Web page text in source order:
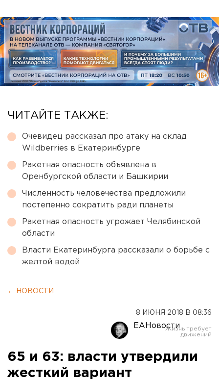
ЧИТАЙТЕ ТАКЖЕ:
Очевидец рассказал про атаку на склад
Wildberries в Екатеринбурге
Ракетная опасность объявлена в
Оренбургской области и Башкирии
Численность человечества предложили
постепенно сократить ради планеты
Ракетная опасность угрожает Челябинской
области
Власти Екатеринбурга рассказали о борьбе с
желтой водой
← НОВОСТИ
8 ИЮНЯ 2018 В 08:36
ЕАНовости
65 и 63: власти утвердили
жесткий вариант